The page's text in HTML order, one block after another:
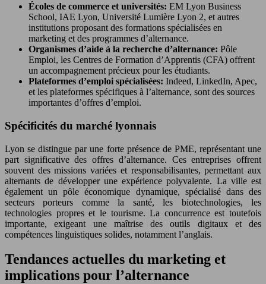
Écoles de commerce et universités: EM Lyon Business
School, IAE Lyon, Université Lumière Lyon 2, et autres
institutions proposant des formations spécialisées en
marketing et des programmes d’alternance.
Organismes d’aide à la recherche d’alternance: Pôle
Emploi, les Centres de Formation d’Apprentis (CFA) offrent
un accompagnement précieux pour les étudiants.
Plateformes d’emploi spécialisées: Indeed, LinkedIn, Apec,
et les plateformes spécifiques à l’alternance, sont des sources
importantes d’offres d’emploi.
Spécificités du marché lyonnais
Lyon se distingue par une forte présence de PME, représentant une
part significative des offres d’alternance. Ces entreprises offrent
souvent des missions variées et responsabilisantes, permettant aux
alternants de développer une expérience polyvalente. La ville est
également un pôle économique dynamique, spécialisé dans des
secteurs porteurs comme la santé, les biotechnologies, les
technologies propres et le tourisme. La concurrence est toutefois
importante, exigeant une maîtrise des outils digitaux et des
compétences linguistiques solides, notamment l’anglais.
Tendances actuelles du marketing et
implications pour l’alternance